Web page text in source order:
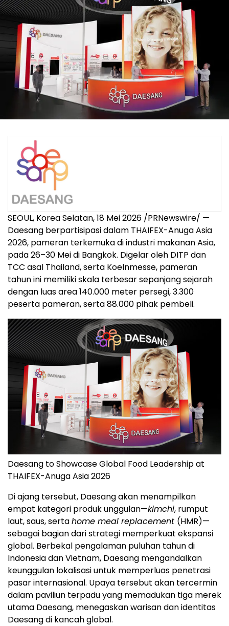
SEOUL, Korea Selatan, 18 Mei 2026 /PRNewswire/ —
Daesang berpartisipasi dalam THAIFEX-Anuga Asia
2026, pameran terkemuka di industri makanan Asia,
pada 26–30 Mei di Bangkok. Digelar oleh DITP dan
TCC asal Thailand, serta Koelnmesse, pameran
tahun ini memiliki skala terbesar sepanjang sejarah
dengan luas area 140.000 meter persegi, 3.300
peserta pameran, serta 88.000 pihak pembeli.
Daesang to Showcase Global Food Leadership at
THAIFEX-Anuga Asia 2026
Di ajang tersebut, Daesang akan menampilkan
empat kategori produk unggulan—kimchi, rumput
laut, saus, sertahome meal replacement (HMR)—
sebagai bagian dari strategi memperkuat ekspansi
global. Berbekal pengalaman puluhan tahun di
Indonesia dan Vietnam, Daesang mengandalkan
keunggulan lokalisasi untuk memperluas penetrasi
pasar internasional. Upaya tersebut akan tercermin
dalam paviliun terpadu yang memadukan tiga merek
utama Daesang, menegaskan warisan dan identitas
Daesang di kancah global.